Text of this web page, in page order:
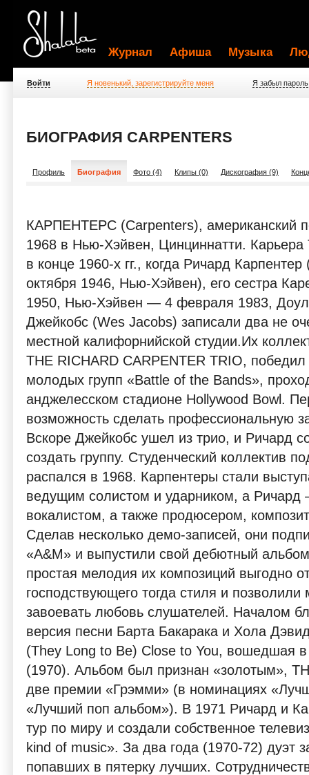
Журнал Афиша Музыка
Войти Я новенький, зарегистрируйте меня Я забыл пароль
БИОГРАФИЯ CARPENTERS
Профиль Биография Фото (4) Клипы (0) Дискография (9)
КАРПЕНТЕРС (Carpenters), американский
1968 в Нью-Хэйвен, Цинциннатти. Карьера
в конце 1960-х гг., когда Ричард
октября 1946, Нью-Хэйвен), его сестра
1950, Нью-Хэйвен — 4 февраля 1983,
Джейкобс (Wes Jacobs) записали два не
местной калифорнийской студии.Их
THE RICHARD CARPENTER TRIO,
молодых групп «Battle of the Bands»,
анджелесском стадионе Hollywood Bowl.
возможность сделать профессиональную
Вскоре Джейкобс ушел из трио, и Ричард
создать группу. Студенческий коллектив
распался в 1968. Карпентеры стали
ведущим солистом и ударником, а Ричард
вокалистом, а также продюсером,
Сделав несколько демо-записей, они
«A&M» и выпустили свой дебютный
простая мелодия их композиций выгодно
господствующего тогда стиля и
завоевать любовь слушателей. Началом
версия песни Барта Бакарака и Хола
(They Long to Be) Close to You, вошедшая
(1970). Альбом был признан «золотым»,
две премии «Грэмми» (в номинациях
«Лучший поп альбом»). В 1971 Ричард и
тур по миру и создали собственное
kind of music». За два года (1970-72) дуэт
попавших в пятерку лучших.